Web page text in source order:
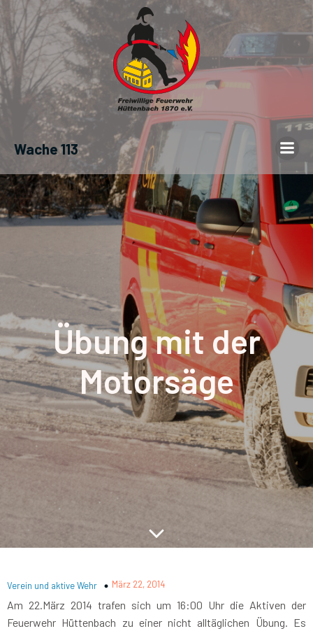
Wache 113
Übung mit der
Motorsäge
Verein und aktive Wehr März 22, 2014
Am 22.März 2014 trafen sich um 16:00 Uhr die Aktiven der
Feuerwehr Hüttenbach zu einer nicht alltäglichen Übung. Es